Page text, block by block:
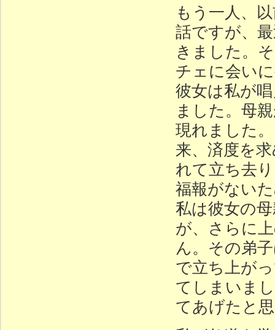
もう一人、
話ですが、
きました。
チェに会い
彼女は私が
ました。母
現れました
来、済度を
れて立ち去
福報がない
私は彼女の
が、さらに
ん。その弟
で立ち上が
てしまいま
てあげたと